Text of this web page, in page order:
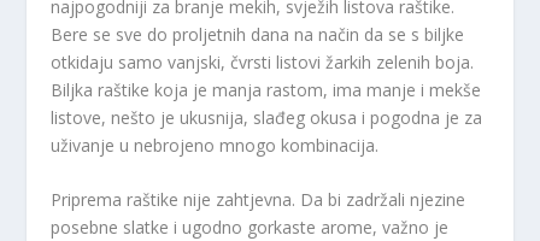
najpogodniji za branje mekih, svježih listova raštike.
Bere se sve do proljetnih dana na način da se s biljke
otkidaju samo vanjski, čvrsti listovi žarkih zelenih boja.
Biljka raštike koja je manja rastom, ima manje i mekše
listove, nešto je ukusnija, slađeg okusa i pogodna je za
uživanje u nebrojeno mnogo kombinacija.
Priprema raštike nije zahtjevna. Da bi zadržali njezine
posebne slatke i ugodno gorkaste arome, važno je